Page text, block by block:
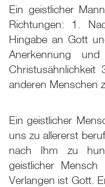
Ein geistlicher
Richtungen: 1.
Hingabe an Gott
Anerkennung
anderen Menschen
Ein geistlicher
uns zu allererst
nach Ihm zu
geistlicher
Verlangen ist Gott.